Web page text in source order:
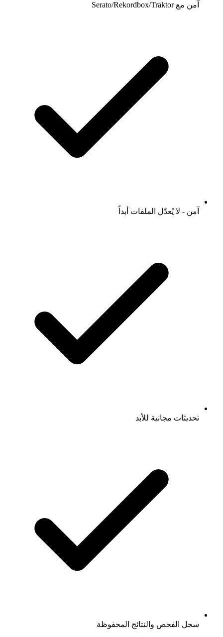
آمن مع Serato/Rekordbox/Traktor
آمن - لا يُعدّل الملفات أبداً
تحديثات مجانية للأبد
سجل الفحص والنتائج المحفوظة